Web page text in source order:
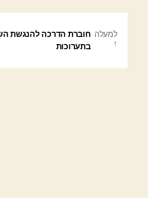
חוברת הדרכה להנגשת
בתערוכות
למעלה
↑